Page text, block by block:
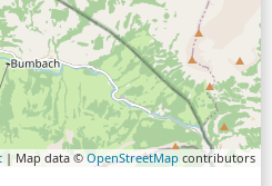
| Map data © OpenStreetMap contributors